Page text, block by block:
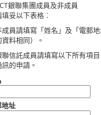
銀聯集團成員及非成員
填妥以下表格︰
成員請填寫「姓名」及「電郵
資料相同）。
聯信託成員請填寫以下所有項
訊的申請。
址